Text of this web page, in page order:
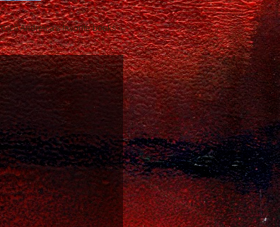
Gică Andreica's favorite books »